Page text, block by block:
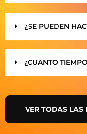
¿SE PUEDEN
¿CUANTO
VER TODAS LAS